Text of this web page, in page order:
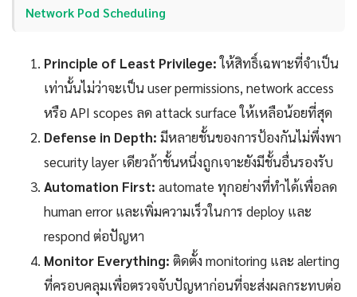
Network Pod Scheduling
Principle of Least Privilege:ให้สิทธิ์เฉพาะที่จำเป็น
เท่านั้นไม่ว่าจะเป็น user permissions, network access
หรือ API scopes ลด attack surface ให้เหลือน้อยที่สุด
Defense in Depth: มีหลายชั้นของการป้องกันไม่พึ่งพา
security layer เดียวถ้าชั้นหนึ่งถูกเจาะยังมีชั้นอื่นรองรับ
Automation First: automate ทุกอย่างที่ทำได้เพื่อลด
human error และเพิ่มความเร็วในการ deploy และ
respond ต่อปัญหา
Monitor Everything: ติดตั้ง monitoring และ alerting
ที่ครอบคลุมเพื่อตรวจจับปัญหาก่อนที่จะส่งผลกระทบต่อ